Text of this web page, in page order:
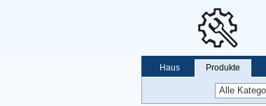
Haus Produkte